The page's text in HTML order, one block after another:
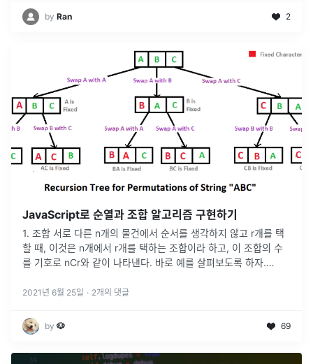
by Ran 2
JavaScript로 순열과 조합 알고리즘 구현하기
1. 조합 서로 다른 n개의 물건에서 순서를 생각하지 않고 r개를 택
할 때, 이것은 n개에서 r개를 택하는 조합이라 하고, 이 조합의 수
를 기호로 nCr와 같이 나타낸다. 바로 예를 살펴보도록 하자.
2021년 6월 25일 · 2개의 댓글
by 🐶 69